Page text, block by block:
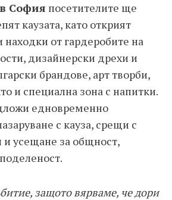
София посетителите ще
каузата, като открият
от гардеробите на
дизайнерски дрехи и
брандове, арт творби,
и специална зона с напитки.
едновременно
с кауза, срещи с
усещане за общност,
защото вярваме, че дори